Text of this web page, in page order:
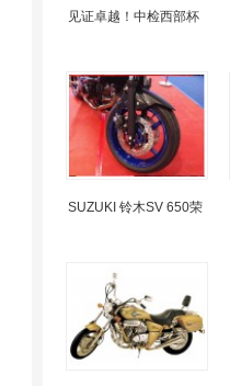
见证卓越！中检西部杯
SUZUKI 铃木SV 650荣